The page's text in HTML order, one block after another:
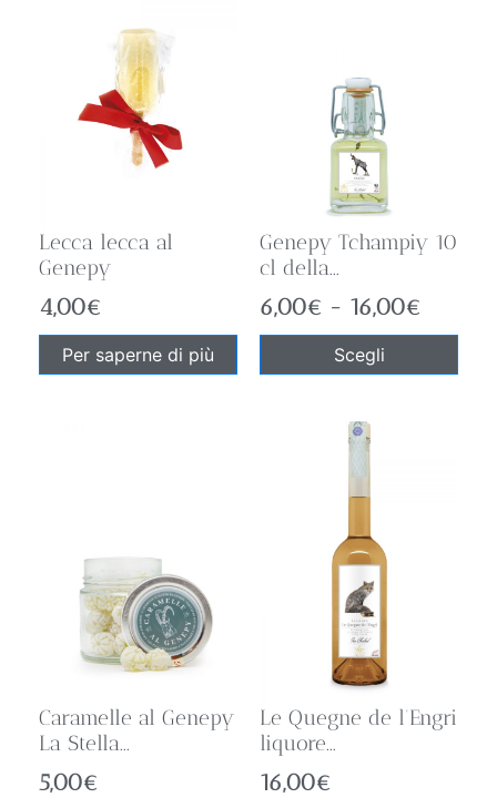
Lecca lecca al
Genepy
4,00€
Per saperne di più
Genepy Tchampiy 10
cl della...
6,00€ - 16,00€
Scegli
Caramelle al Genepy
La Stella...
5,00€
Le Quegne de l’Engri
liquore...
16,00€